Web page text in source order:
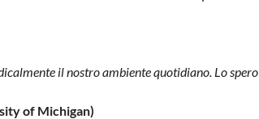
il nostro ambiente quotidiano. Lo spero
of Michigan)